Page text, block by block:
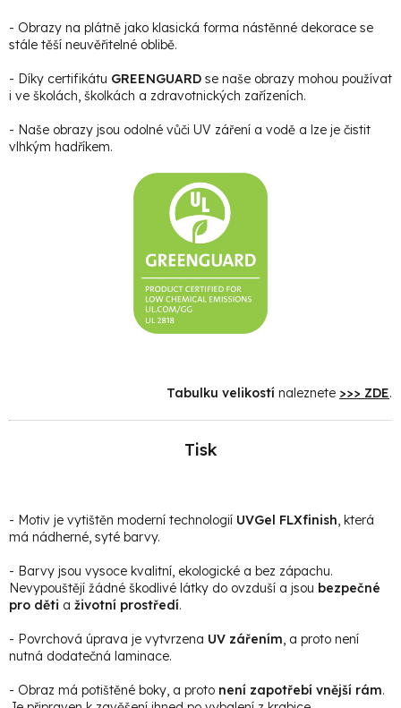
- Obrazy na plátně jako klasická forma nástěnné dekorace se
stále těší neuvěřitelné oblibě.
- Díky certifikátu GREENGUARD se naše obrazy mohou používat
i ve školách, školkách a zdravotnických zařízeních.
- Naše obrazy jsou odolné vůči UV záření a vodě a lze je čistit
vlhkým hadříkem.
Tabulku velikostí naleznete >>> ZDE.
Tisk
- Motiv je vytištěn moderní technologií UVGel FLXfinish, která
má nádherné, syté barvy.
- Barvy jsou vysoce kvalitní, ekologické a bez zápachu.
Nevypouštějí žádné škodlivé látky do ovzduší a jsou bezpečné
pro děti a životní prostředí.
- Povrchová úprava je vytvrzena UV zářením, a proto není
nutná dodatečná laminace.
- Obraz má potištěné boky, a proto není zapotřebí vnější rám.